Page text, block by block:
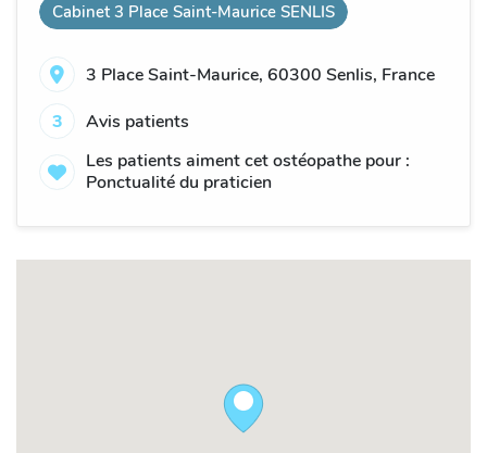
Cabinet 3 Place Saint-Maurice SENLIS
3 Place Saint-Maurice, 60300 Senlis, France
3
Avis patients
Les patients aiment cet ostéopathe pour :
Ponctualité du praticien